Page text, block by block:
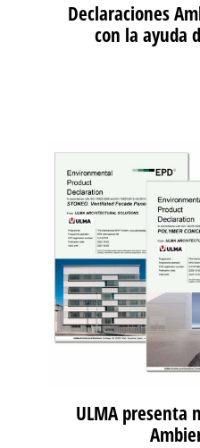
Declaraciones
con la ayuda
ULMA presenta